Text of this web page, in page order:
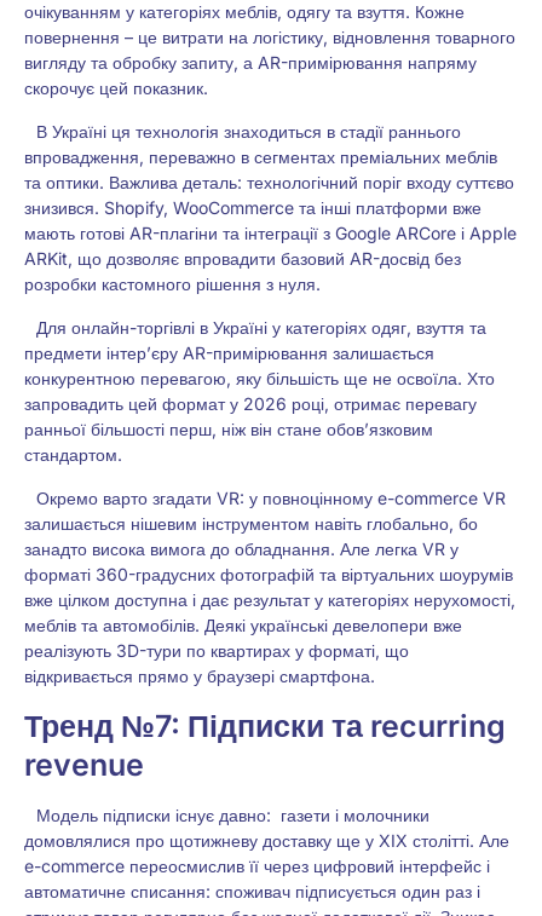
очікуванням у категоріях меблів, одягу та взуття. Кожне
повернення – це витрати на логістику, відновлення товарного
вигляду та обробку запиту, а AR-примірювання напряму
скорочує цей показник.
В Україні ця технологія знаходиться в стадії раннього
впровадження, переважно в сегментах преміальних меблів
та оптики. Важлива деталь: технологічний поріг входу суттєво
знизився. Shopify, WooCommerce та інші платформи вже
мають готові AR-плагіни та інтеграції з Google ARCore і Apple
ARKit, що дозволяє впровадити базовий AR-досвід без
розробки кастомного рішення з нуля.
Для онлайн-торгівлі в Україні у категоріях одяг, взуття та
предмети інтер’єру AR-примірювання залишається
конкурентною перевагою, яку більшість ще не освоїла. Хто
запровадить цей формат у 2026 році, отримає перевагу
ранньої більшості перш, ніж він стане обов’язковим
стандартом.
Окремо варто згадати VR: у повноцінному e-commerce VR
залишається нішевим інструментом навіть глобально, бо
занадто висока вимога до обладнання. Але легка VR у
форматі 360-градусних фотографій та віртуальних шоурумів
вже цілком доступна і дає результат у категоріях нерухомості,
меблів та автомобілів. Деякі українські девелопери вже
реалізують 3D-тури по квартирах у форматі, що
відкривається прямо у браузері смартфона.
Тренд №7: Підписки та recurring
revenue
Модель підписки існує давно: газети і молочники
домовлялися про щотижневу доставку ще у XIX столітті. Але
e-commerce переосмислив її через цифровий інтерфейс і
автоматичне списання: споживач підписується один раз і